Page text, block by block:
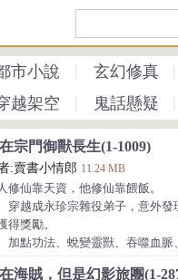
市小說 玄幻修真
越架空 鬼話懸疑
宗門御獸長生(1-1009)
:賣書小情郎 11.24 MB
修仙靠天資，他修仙靠餵飯。
越成永珍宗雜役弟子，意外發
得獎勵。
點功法、蛻變靈獸、吞噬血脈
海賊，但是幻影旅團(1-